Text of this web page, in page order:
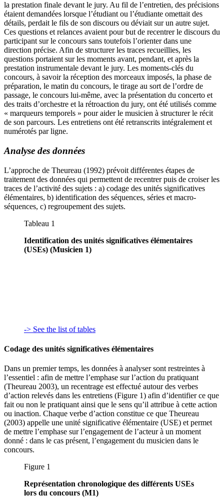
la prestation finale devant le jury. Au fil de l’entretien, des précisions
étaient demandées lorsque l’étudiant ou l’étudiante omettait des
détails, perdait le fils de son discours ou déviait sur un autre sujet.
Ces questions et relances avaient pour but de recentrer le discours du
participant sur le concours sans toutefois l’orienter dans une
direction précise. Afin de structurer les traces recueillies, les
questions portaient sur les moments avant, pendant, et après la
prestation instrumentale devant le jury. Les moments-clés du
concours, à savoir la réception des morceaux imposés, la phase de
préparation, le matin du concours, le tirage au sort de l’ordre de
passage, le concours lui-même, avec la présentation du concerto et
des traits d’orchestre et la rétroaction du jury, ont été utilisés comme
« marqueurs temporels » pour aider le musicien à structurer le récit
de son parcours. Les entretiens ont été retranscrits intégralement et
numérotés par ligne.
Analyse des données
L’approche de Theureau (1992) prévoit différentes étapes de
traitement des données qui permettent de recentrer puis de croiser les
traces de l’activité des sujets : a) codage des unités significatives
élémentaires, b) identification des séquences, séries et macro-
séquences, c) regroupement des sujets.
Tableau 1
Identification des unités significatives élémentaires
(USEs) (Musicien 1)
-> See the list of tables
Codage des unités significatives élémentaires
Dans un premier temps, les données à analyser sont restreintes à
l’essentiel : afin de mettre l’emphase sur l’action du pratiquant
(Theureau 2003), un recentrage est effectué autour des verbes
d’action relevés dans les entretiens (Figure 1) afin d’identifier ce que
fait ou non le pratiquant ainsi que le sens qu’il attribue à cette action
ou inaction. Chaque verbe d’action constitue ce que Theureau
(2003) appelle une unité significative élémentaire (USE) et permet
de mettre l’emphase sur l’engagement de l’acteur à un moment
donné : dans le cas présent, l’engagement du musicien dans le
concours.
Figure 1
Représentation chronologique des différents USEs
lors du concours (M1)